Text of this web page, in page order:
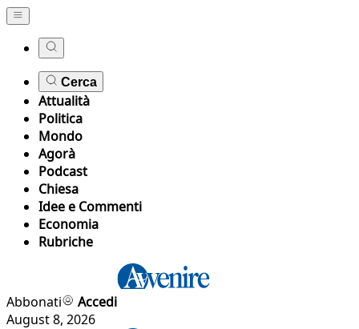
Cerca
Attualità
Politica
Mondo
Agorà
Podcast
Chiesa
Idee e Commenti
Economia
Rubriche
Abbonati
Accedi
August 8, 2026